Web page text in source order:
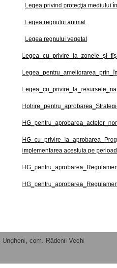
Legea privind protecţia mediului
Legea regnului animal
Legea regnului vegetal
implementarea acestuia pe
com. Rădenii Vechi